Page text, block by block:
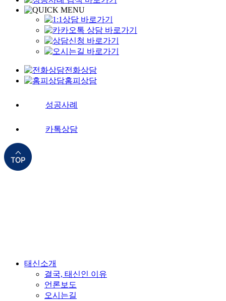
전화상담
홈피상담
성공사례
카톡상담
태신소개
결국, 태신인 이유
언론보도
오시는길